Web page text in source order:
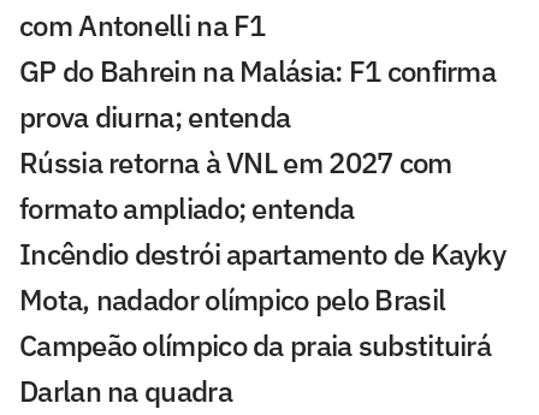
com Antonelli na F1
GP do Bahrein na Malásia: F1 confirma
prova diurna; entenda
Rússia retorna à VNL em 2027 com
formato ampliado; entenda
Incêndio destrói apartamento de Kayky
Mota, nadador olímpico pelo Brasil
Campeão olímpico da praia substituirá
Darlan na quadra